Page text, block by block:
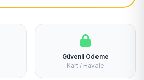
Güvenli Ödeme
Kart / Havale